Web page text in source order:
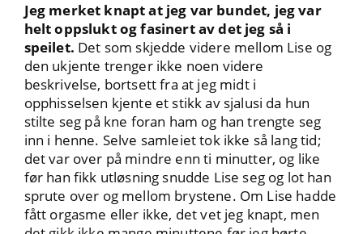
Jeg merket knapt at jeg var bundet, jeg var
helt oppslukt og fasinert av det jeg så i
speilet. Det som skjedde videre mellom Lise og
den ukjente trenger ikke noen videre
beskrivelse, bortsett fra at jeg midt i
opphisselsen kjente et stikk av sjalusi da hun
stilte seg på kne foran ham og han trengte seg
inn i henne. Selve samleiet tok ikke så lang tid;
det var over på mindre enn ti minutter, og like
før han fikk utløsning snudde Lise seg og lot han
sprute over og mellom brystene. Om Lise hadde
fått orgasme eller ikke, det vet jeg knapt, men